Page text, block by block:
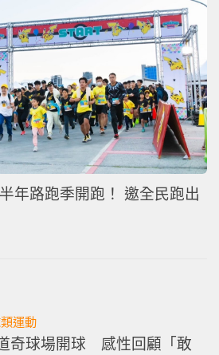
年路跑季開跑！ 邀全民跑出
運動
奇球場開球 感性回顧「敢